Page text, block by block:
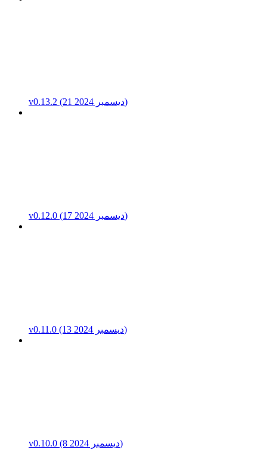
v0.13.2 (21 ديسمبر 2024)
v0.12.0 (17 ديسمبر 2024)
v0.11.0 (13 ديسمبر 2024)
v0.10.0 (8 ديسمبر 2024)